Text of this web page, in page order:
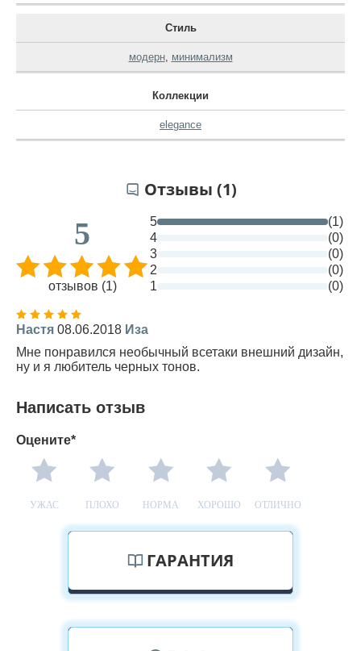
Стиль
модерн, минимализм
Коллекции
elegance
Отзывы (1)
5
отзывов (1)
5
(1)
4
(0)
3
(0)
2
(0)
1
(0)
Настя 08.06.2018 Иза
Мне понравился необычный всетаки внешний дизайн,
ну и я любитель черных тонов.
Написать отзыв
Оцените*
УЖАС ПЛОХО НОРМА ХОРОШО ОТЛИЧНО
ГАРАНТИЯ